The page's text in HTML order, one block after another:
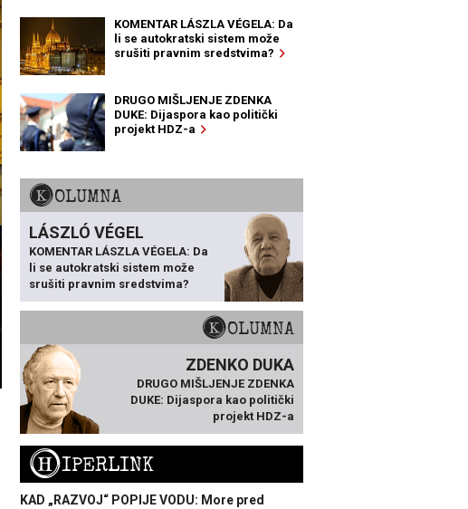
KOMENTAR LÁSZLA VÉGELA: Da
li se autokratski sistem može
srušiti pravnim sredstvima?
DRUGO MIŠLJENJE ZDENKA
DUKE: Dijaspora kao politički
projekt HDZ-a
KOLUMNA
LÁSZLÓ VÉGEL
KOMENTAR LÁSZLA VÉGELA: Da
li se autokratski sistem može
srušiti pravnim sredstvima?
KOLUMNA
ZDENKO DUKA
DRUGO MIŠLJENJE ZDENKA
DUKE: Dijaspora kao politički
projekt HDZ-a
HIPERLINK
KAD „RAZVOJ“ POPIJE VODU: More pred